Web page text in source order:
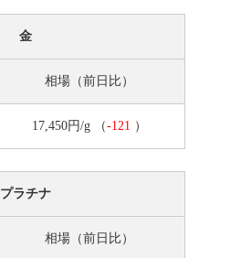
金
相場（前日比）
17,450円/g （-121 ）
プラチナ
相場（前日比）